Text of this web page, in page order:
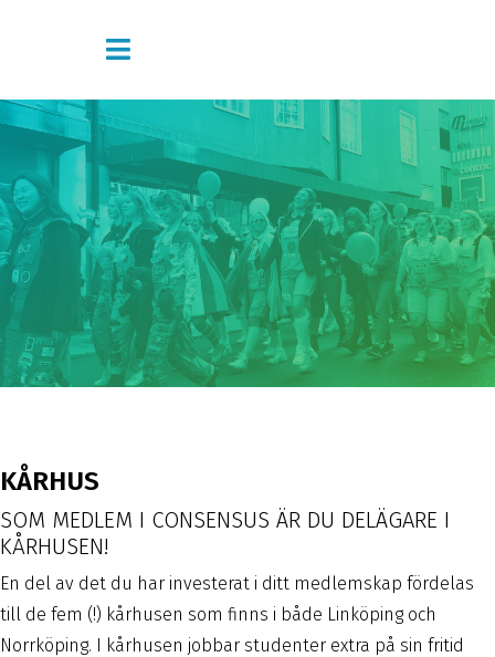
KÅRHUS
SOM MEDLEM I CONSENSUS ÄR DU DELÄGARE I
KÅRHUSEN!
En del av det du har investerat i ditt medlemskap fördelas
till de fem (!) kårhusen som finns i både Linköping och
Norrköping. I kårhusen jobbar studenter extra på sin fritid